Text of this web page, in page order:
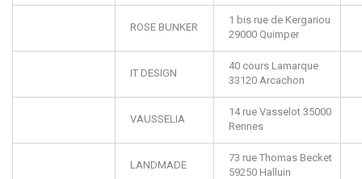
ROSE BUNKER
1 bis rue de Kergariou
29000 Quimper
IT DESIGN
40 cours Lamarque
33120 Arcachon
VAUSSELIA
14 rue Vasselot 35000
Rennes
LANDMADE
73 rue Thomas Becket
59250 Halluin